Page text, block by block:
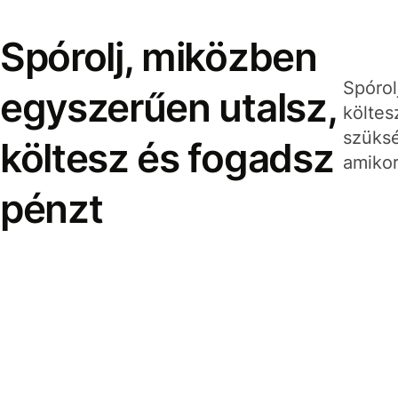
Spórolj, miközben
egyszerűen utalsz,
költesz és fogadsz
pénzt